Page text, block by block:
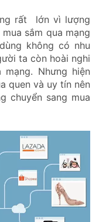
rất lớn vì lượng
sắm qua mạng
không có nhu
ta còn hoài nghi
Nhưng hiện
quen và uy tín nên
chuyển sang mua